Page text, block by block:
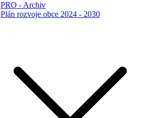
PRO - Archiv
Plán rozvoje obce 2024 - 2030